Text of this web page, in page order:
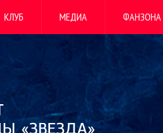
КЛУБ МЕДИА ФАНЗОНА